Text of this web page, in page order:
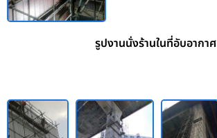
รูปงานนั่งร้านในที่อับอากาศ